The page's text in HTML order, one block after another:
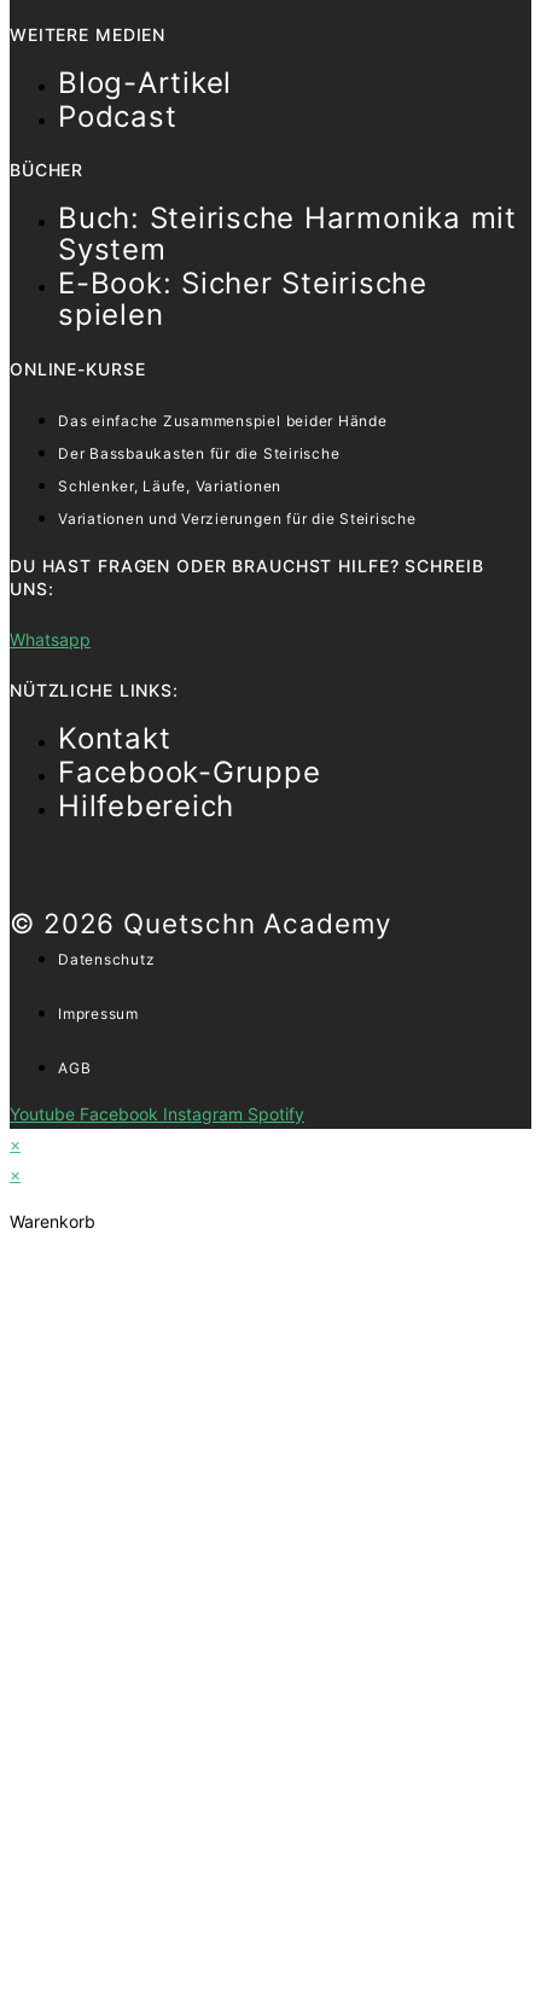
WEITERE MEDIEN
Blog-Artikel
Podcast
BÜCHER
Buch: Steirische Harmonika mit
System
E-Book: Sicher Steirische
spielen
ONLINE-KURSE
Das einfache Zusammenspiel beider Hände
Der Bassbaukasten für die Steirische
Schlenker, Läufe, Variationen
Variationen und Verzierungen für die Steirische
DU HAST FRAGEN ODER BRAUCHST HILFE? SCHREIB
UNS:
Whatsapp
NÜTZLICHE LINKS:
Kontakt
Facebook-Gruppe
Hilfebereich
© 2026 Quetschn Academy
Datenschutz
Impressum
AGB
Youtube Facebook Instagram Spotify
×
×
Warenkorb